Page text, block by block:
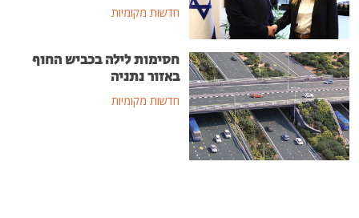
חדשות מקומיות
חסימות לילה בכביש החוף
באזור נתניה
חדשות מקומיות